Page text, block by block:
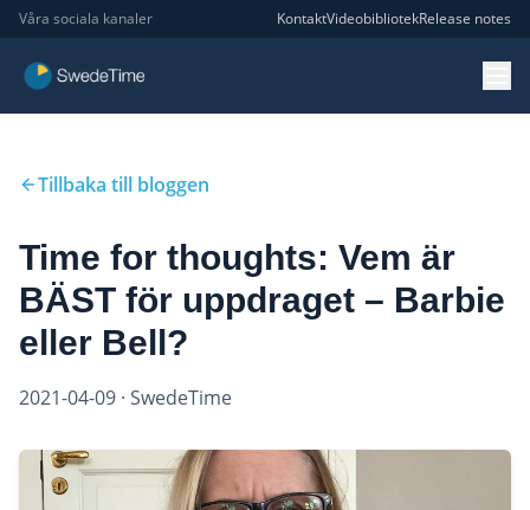
Våra sociala kanaler KontaktVideobibliotekRelease notes
Tillbaka till bloggen
Time for thoughts: Vem är
BÄST för uppdraget – Barbie
eller Bell?
2021-04-09 · SwedeTime